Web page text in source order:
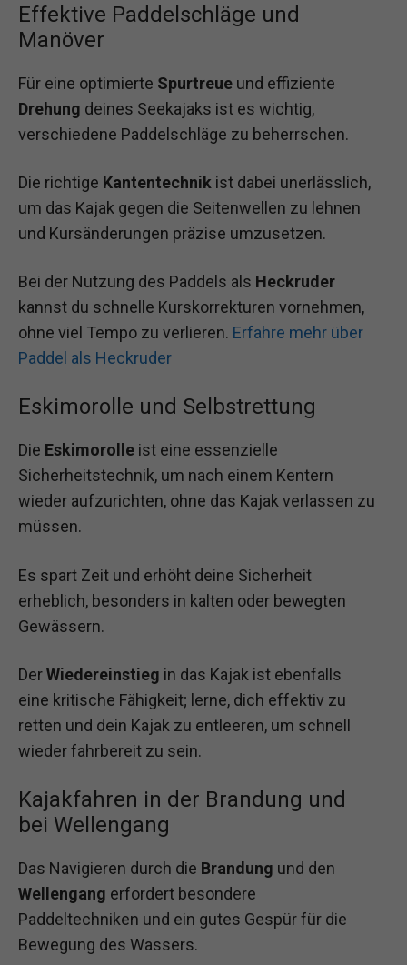
Effektive Paddelschläge und
Manöver
Für eine optimierte Spurtreue und effiziente
Drehung deines Seekajaks ist es wichtig,
verschiedene Paddelschläge zu beherrschen.
Die richtige Kantentechnik ist dabei unerlässlich,
um das Kajak gegen die Seitenwellen zu lehnen
und Kursänderungen präzise umzusetzen.
Bei der Nutzung des Paddels als Heckruder
kannst du schnelle Kurskorrekturen vornehmen,
ohne viel Tempo zu verlieren. Erfahre mehr über
Paddel als Heckruder
Eskimorolle und Selbstrettung
Die Eskimorolle ist eine essenzielle
Sicherheitstechnik, um nach einem Kentern
wieder aufzurichten, ohne das Kajak verlassen zu
müssen.
Es spart Zeit und erhöht deine Sicherheit
erheblich, besonders in kalten oder bewegten
Gewässern.
DerWiedereinstieg in das Kajak ist ebenfalls
eine kritische Fähigkeit; lerne, dich effektiv zu
retten und dein Kajak zu entleeren, um schnell
wieder fahrbereit zu sein.
Kajakfahren in der Brandung und
bei Wellengang
Das Navigieren durch die Brandung und den
Wellengang erfordert besondere
Paddeltechniken und ein gutes Gespür für die
Bewegung des Wassers.